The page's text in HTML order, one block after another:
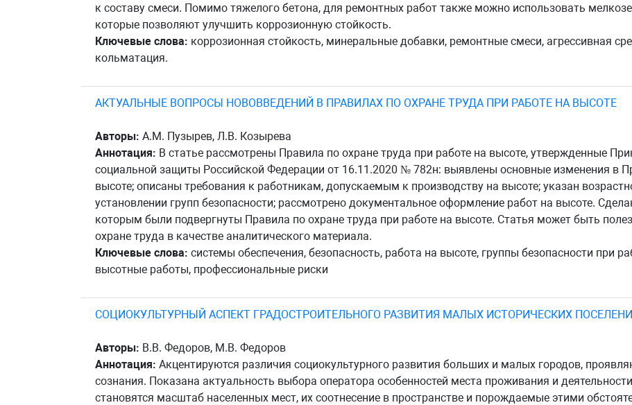
к составу смеси. Помимо тяжелого бетона, для ремонтных работ также можно использовать
которые позволяют улучшить коррозионную стойкость.
Ключевые слова: коррозионная стойкость, минеральные добавки, ремонтные смеси, агрессивная
кольматация.
АКТУАЛЬНЫЕ ВОПРОСЫ НОВОВВЕДЕНИЙ В ПРАВИЛАХ ПО ОХРАНЕ ТРУДА ПРИ РАБОТЕ НА ВЫСОТЕ
Авторы: А.М. Пузырев, Л.В. Козырева
Аннотация: В статье рассмотрены Правила по охране труда при работе на высоте, утвержденные
социальной защиты Российской Федерации от 16.11.2020 № 782н: выявлены основные изменения в
высоте; описаны требования к работникам, допускаемым к производству на высоте; указан
установлении групп безопасности; рассмотрено документальное оформление работ на высоте.
которым были подвергнуты Правила по охране труда при работе на высоте. Статья может быть
охране труда в качестве аналитического материала.
Ключевые слова: системы обеспечения, безопасность, работа на высоте, группы безопасности при
высотные работы, профессиональные риски
СОЦИОКУЛЬТУРНЫЙ АСПЕКТ ГРАДОСТРОИТЕЛЬНОГО РАЗВИТИЯ МАЛЫХ ИСТОРИЧЕСКИХ
Авторы: В.В. Федоров, М.В. Федоров
Аннотация: Акцентируются различия социокультурного развития больших и малых городов,
сознания. Показана актуальность выбора оператора особенностей места проживания и
становятся масштаб населенных мест, их соотнесение в пространстве и порождаемые этими